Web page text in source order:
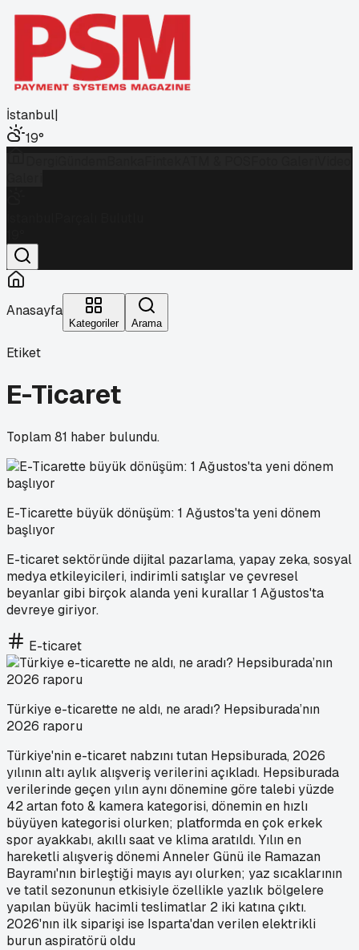
İstanbul|
19°
Anasayfa
Kategoriler Arama
Etiket
E-Ticaret
Toplam81 haber bulundu.
E-Ticarette büyük dönüşüm: 1 Ağustos'ta yeni dönem
başlıyor
E-ticaret sektöründe dijital pazarlama, yapay zeka, sosyal
medya etkileyicileri, indirimli satışlar ve çevresel
beyanlar gibi birçok alanda yeni kurallar 1 Ağustos'ta
devreye giriyor.
E-ticaret
Türkiye e-ticarette ne aldı, ne aradı? Hepsiburada’nın
2026 raporu
Türkiye'nin e-ticaret nabzını tutan Hepsiburada, 2026
yılının altı aylık alışveriş verilerini açıkladı. Hepsiburada
verilerinde geçen yılın aynı dönemine göre talebi yüzde
42 artan foto & kamera kategorisi, dönemin en hızlı
büyüyen kategorisi olurken; platformda en çok erkek
spor ayakkabı, akıllı saat ve klima aratıldı. Yılın en
hareketli alışveriş dönemi Anneler Günü ile Ramazan
Bayramı'nın birleştiği mayıs ayı olurken; yaz sıcaklarının
ve tatil sezonunun etkisiyle özellikle yazlık bölgelere
yapılan büyük hacimli teslimatlar 2 iki katına çıktı.
2026'nın ilk siparişi ise Isparta'dan verilen elektrikli
burun aspiratörü oldu